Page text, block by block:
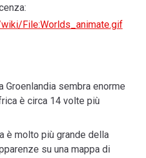
File:Worlds_animate.gif
Groenlandia sembra enorme
è circa 14 volte più
è molto più grande della
su una mappa di